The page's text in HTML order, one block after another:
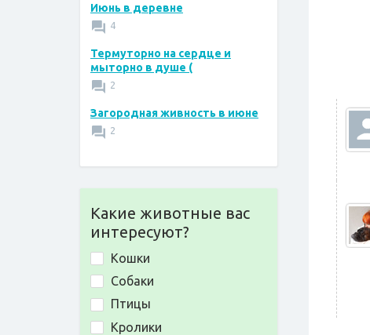
Июнь в деревне
4
Термуторно на сердце и
мыторно в душе (
2
Загородная живность в июне
2
Какие животные вас
интересуют?
Кошки
Собаки
Птицы
Кролики